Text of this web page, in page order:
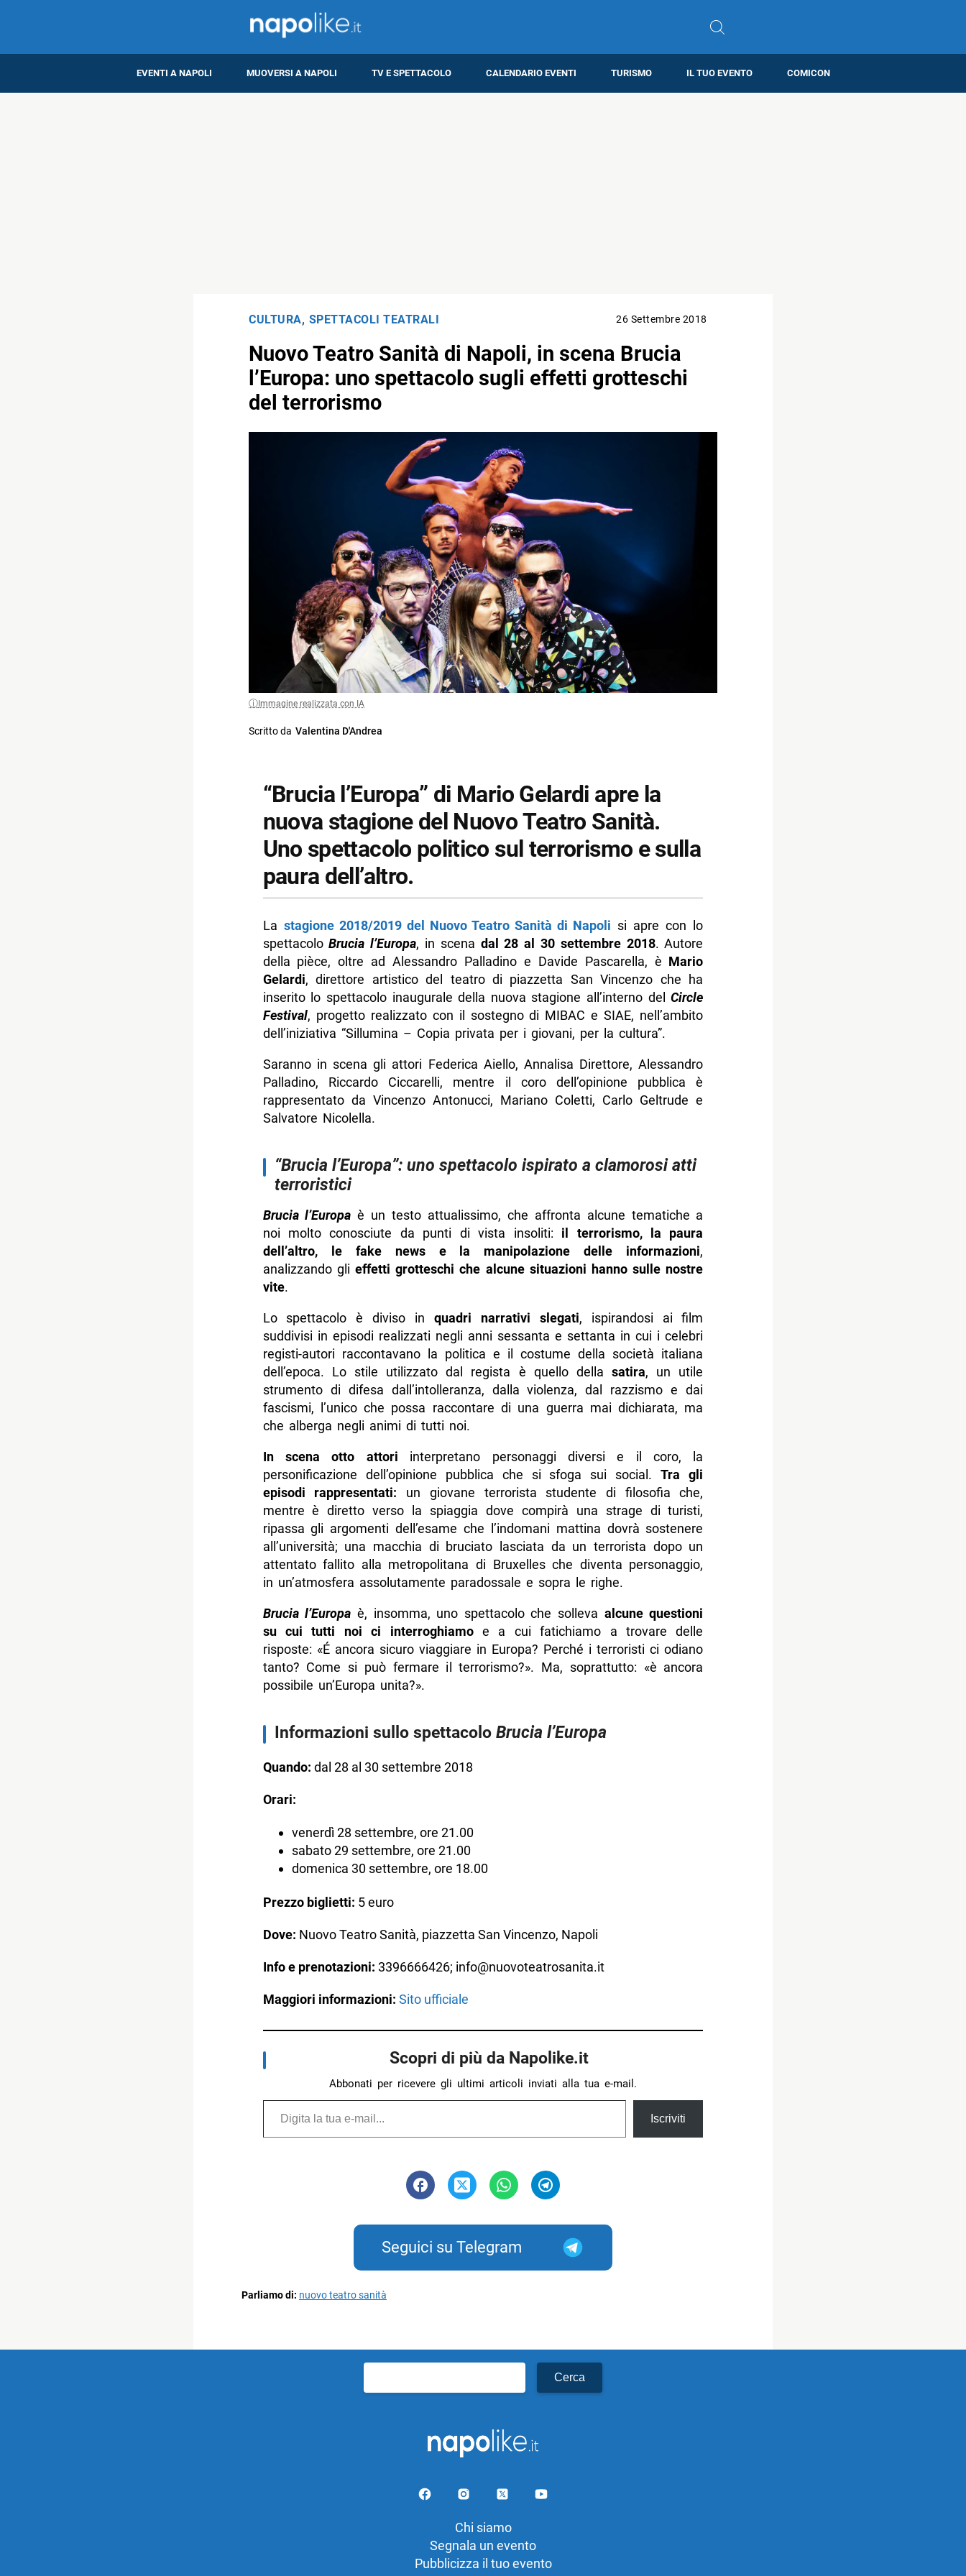
EVENTI A NAPOLI MUOVERSI A NAPOLI TV E SPETTACOLO CALENDARIO EVENTI TURISMO IL TUO EVENTO COMICON
CULTURA, SPETTACOLI TEATRALI 26 Settembre 2018
Nuovo Teatro Sanità di Napoli, in scena Brucia
l’Europa: uno spettacolo sugli effetti grotteschi
del terrorismo
Immagine realizzata con IA
Scritto da Valentina D'Andrea
“Brucia l’Europa” di Mario Gelardi apre la
nuova stagione del Nuovo Teatro Sanità.
Uno spettacolo politico sul terrorismo e sulla
paura dell’altro.
La stagione 2018/2019 del Nuovo Teatro Sanità di Napoli si apre con lo
spettacoloBrucia l’Europa, in scena dal 28 al 30 settembre 2018. Autore
della pièce, oltre ad Alessandro Palladino e Davide Pascarella, è Mario
Gelardi, direttore artistico del teatro di piazzetta San Vincenzo che ha
inserito lo spettacolo inaugurale della nuova stagione all’interno delCircle
Festival, progetto realizzato con il sostegno di MIBAC e SIAE, nell’ambito
dell’iniziativa “Sillumina – Copia privata per i giovani, per la cultura”.
Saranno in scena gli attori Federica Aiello, Annalisa Direttore, Alessandro
Palladino, Riccardo Ciccarelli, mentre il coro dell’opinione pubblica è
rappresentato da Vincenzo Antonucci, Mariano Coletti, Carlo Geltrude e
Salvatore Nicolella.
“Brucia l’Europa”: uno spettacolo ispirato a clamorosi atti
terroristici
Brucia l’Europa è un testo attualissimo, che affronta alcune tematiche a
noi molto conosciute da punti di vista insoliti: il terrorismo, la paura
dell’altro, le fake news e la manipolazione delle informazioni,
analizzando gli effetti grotteschi che alcune situazioni hanno sulle nostre
vite.
Lo spettacolo è diviso in quadri narrativi slegati, ispirandosi ai film
suddivisi in episodi realizzati negli anni sessanta e settanta in cui i celebri
registi-autori raccontavano la politica e il costume della società italiana
dell’epoca. Lo stile utilizzato dal regista è quello dellasatira, un utile
strumento di difesa dall’intolleranza, dalla violenza, dal razzismo e dai
fascismi, l’unico che possa raccontare di una guerra mai dichiarata, ma
che alberga negli animi di tutti noi.
In scena otto attori interpretano personaggi diversi e il coro, la
personificazione dell’opinione pubblica che si sfoga sui social.Tra gli
episodi rappresentati: un giovane terrorista studente di filosofia che,
mentre è diretto verso la spiaggia dove compirà una strage di turisti,
ripassa gli argomenti dell’esame che l’indomani mattina dovrà sostenere
all’università; una macchia di bruciato lasciata da un terrorista dopo un
attentato fallito alla metropolitana di Bruxelles che diventa personaggio,
in un’atmosfera assolutamente paradossale e sopra le righe.
Brucia l’Europa è, insomma, uno spettacolo che solleva alcune questioni
su cui tutti noi ci interroghiamoe a cui fatichiamo a trovare delle
risposte: «É ancora sicuro viaggiare in Europa? Perché i terroristi ci odiano
tanto? Come si può fermare il terrorismo?». Ma, soprattutto: «è ancora
possibile un’Europa unita?».
Informazioni sullo spettacolo Brucia l’Europa
Quando: dal 28 al 30 settembre 2018
Orari:
venerdì 28 settembre, ore 21.00
sabato 29 settembre, ore 21.00
domenica 30 settembre, ore 18.00
Prezzo biglietti: 5 euro
Dove: Nuovo Teatro Sanità, piazzetta San Vincenzo, Napoli
Info e prenotazioni: 3396666426; info@nuovoteatrosanita.it
Maggiori informazioni: Sito ufficiale
Scopri di più da Napolike.it
Abbonati per ricevere gli ultimi articoli inviati alla tua e-mail.
Digita la tua e-mail...
Iscriviti
Seguici su Telegram
Parliamo di: nuovo teatro sanità
per:
Chi siamo
Segnala un evento
Pubblicizza il tuo evento